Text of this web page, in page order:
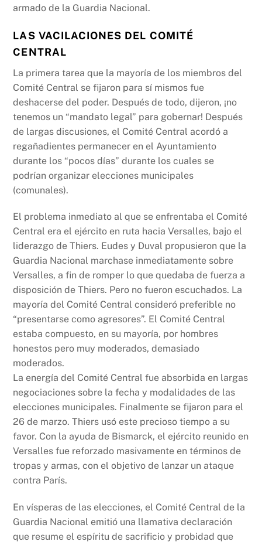
armado de la Guardia Nacional.
LAS VACILACIONES DEL COMITÉ
CENTRAL
La primera tarea que la mayoría de los miembros del
Comité Central se fijaron para sí mismos fue
deshacerse del poder. Después de todo, dijeron, ¡no
tenemos un “mandato legal” para gobernar! Después
de largas discusiones, el Comité Central acordó a
regañadientes permanecer en el Ayuntamiento
durante los “pocos días” durante los cuales se
podrían organizar elecciones municipales
(comunales).
El problema inmediato al que se enfrentaba el Comité
Central era el ejército en ruta hacia Versalles, bajo el
liderazgo de Thiers. Eudes y Duval propusieron que la
Guardia Nacional marchase inmediatamente sobre
Versalles, a fin de romper lo que quedaba de fuerza a
disposición de Thiers. Pero no fueron escuchados. La
mayoría del Comité Central consideró preferible no
“presentarse como agresores”. El Comité Central
estaba compuesto, en su mayoría, por hombres
honestos pero muy moderados, demasiado
moderados.
La energía del Comité Central fue absorbida en largas
negociaciones sobre la fecha y modalidades de las
elecciones municipales. Finalmente se fijaron para el
26 de marzo. Thiers usó este precioso tiempo a su
favor. Con la ayuda de Bismarck, el ejército reunido en
Versalles fue reforzado masivamente en términos de
tropas y armas, con el objetivo de lanzar un ataque
contra París.
En vísperas de las elecciones, el Comité Central de la
Guardia Nacional emitió una llamativa declaración
que resume el espíritu de sacrificio y probidad que